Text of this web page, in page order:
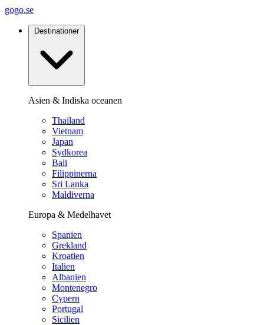
gogo.se
Destinationer
Asien & Indiska oceanen
Thailand
Vietnam
Japan
Sydkorea
Bali
Filippinerna
Sri Lanka
Maldiverna
Europa & Medelhavet
Spanien
Grekland
Kroatien
Italien
Albanien
Montenegro
Cypern
Portugal
Sicilien